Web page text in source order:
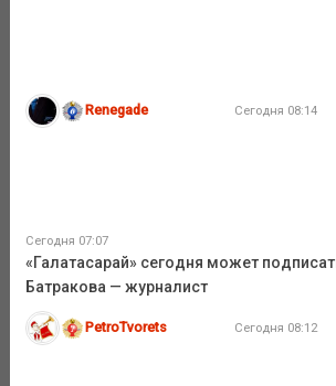
Renegade Сегодня 08:14
Сегодня 07:07
«Галатасарай» сегодня может
Батракова — журналист
PetroTvorets Сегодня 08:12